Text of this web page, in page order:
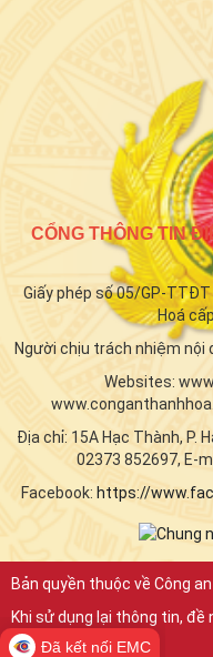
CỔNG THÔNG TIN
Giấy phép số 05/GP-
Hoá
Người chịu trách nhiệm nội
Websites:
Địa chỉ: 15A Hạc Thành, P.
02373 852697, E-
Facebook: https://
Bản quyền thuộc về Công
Khi sử dụng lại thông tin, đề
Hóa"Đã kết nối EMC